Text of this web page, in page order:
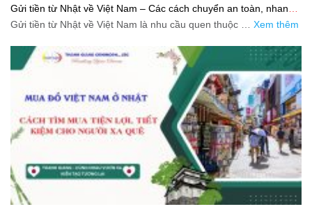
Gửi tiền từ Nhật về Việt Nam – Các cách chuyển an toàn, nhanh
và tiết kiệm
Gửi tiền từ Nhật về Việt Nam là nhu cầu quen thuộc … Xem thêm